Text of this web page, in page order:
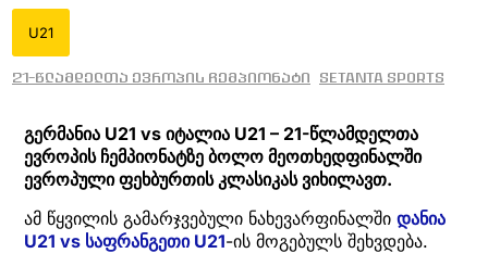
U21
21-წლამდელთა ევროპის ჩემპიონატი Setanta Sports
გერმანია U21 vs იტალია U21 – 21-წლამდელთა
ევროპის ჩემპიონატზე ბოლო მეოთხედფინალში
ევროპული ფეხბურთის კლასიკას ვიხილავთ.
ამ წყვილის გამარჯვებული ნახევარფინალში დანია
U21 vs საფრანგეთი U21-ის მოგებულს შეხვდება.